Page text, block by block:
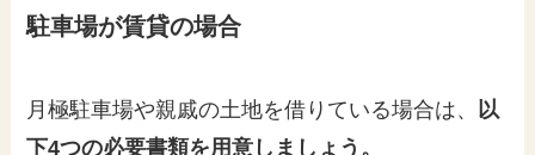
駐車場が賃貸の場合
月極駐車場や親戚の土地を借りている場合は、
以
下4つの必要書類を用意しましょう。